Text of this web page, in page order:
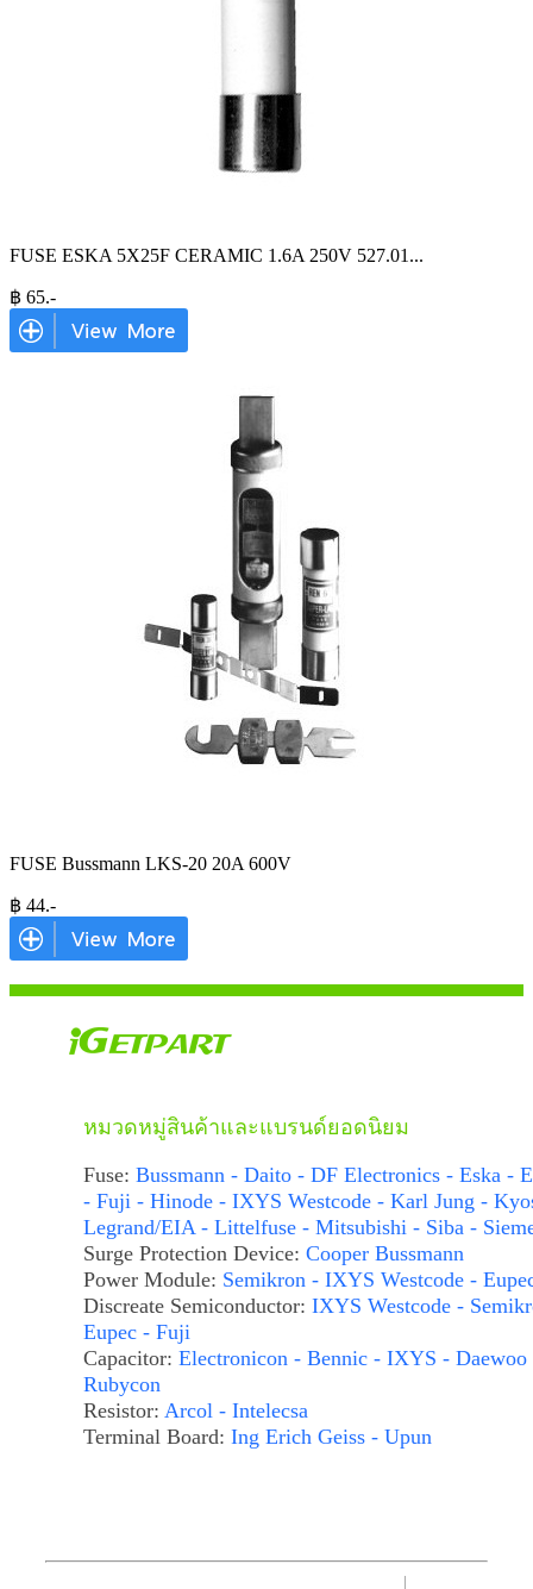
FUSE ESKA 5X25F CERAMIC 1.6A 250V 527.01 ...
฿ 65.-
FUSE Bussmann LKS-20 20A 600V
฿ 44.-
หมวดหมู่สินค้าและแบรนด์ยอดนิยม
Fuse: Bussmann - Daito - DF Electronics - Eska -
- Fuji - Hinode - IXYS Westcode - Karl Jung -
Legrand/EIA - Littelfuse - Mitsubishi - Siba -
Surge Protection Device: Cooper Bussmann
Power Module: Semikron - IXYS Westcode -
Discreate Semiconductor: IXYS Westcode -
Eupec - Fuji
Capacitor: Electronicon - Bennic - IXYS - Daewoo
Rubycon
Resistor: Arcol - Intelecsa
Terminal Board: Ing Erich Geiss - Upun